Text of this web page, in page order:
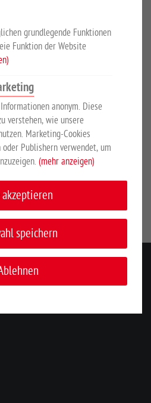
waagerechten Stahlprofilen und
RAL 9016). Mit verstellbaren
Torriegel. Tor kann nach innen und
feuerverzinkt und
www.growi.de
grundlegende Funktionen
Funktion der Website
anonym. Diese
verstehen, wie unsere
Marketing-Cookies
Publishern verwendet, um
(mehr anzeigen)
speichern